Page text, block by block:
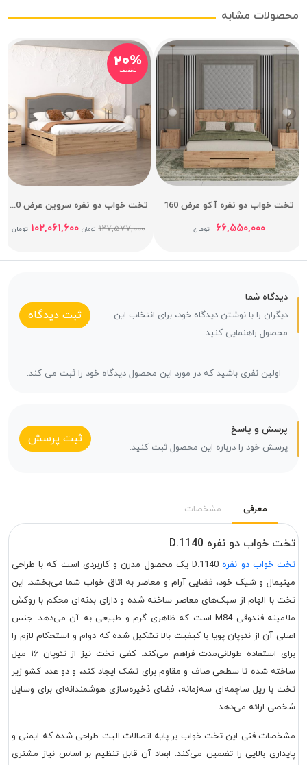
محصولات مشابه
تخت خواب دو نفره آکو عرض 160
۶۶,۵۵۰,۰۰۰ تومان
۲۰%
تخفیف
تخت خواب دو نفره سروین عرض 160
۱۲۷,۵۷۷,۰۰۰ تومان ۱۰۲,۰۶۱,۶۰۰ تومان
دیدگاه شما
دیگران را با نوشتن دیدگاه خود، برای انتخاب این
محصول راهنمایی کنید.
ثبت دیدگاه
اولین نفری باشید که در مورد این محصول دیدگاه خود را ثبت می کند.
پرسش و پاسخ
پرسش خود را درباره این محصول ثبت کنید.
ثبت پرسش
معرفی مشخصات
تخت خواب دو نفره D.1140
تخت خواب دو نفره
D.1140 یک محصول مدرن و کاربردی است که با طراحی
مینیمال و شیک خود، فضایی آرام و معاصر به اتاق خواب شما می‌بخشد. این
تخت با الهام از سبک‌های معاصر ساخته شده و دارای بدنه‌ای محکم با روکش
ملامینه فندوقی M84 است که ظاهری گرم و طبیعی به آن می‌دهد. جنس
اصلی آن از نئوپان پویا با کیفیت بالا تشکیل شده که دوام و استحکام لازم را
برای استفاده طولانی‌مدت فراهم می‌کند. کفی تخت نیز از نئوپان ۱۶ میل
ساخته شده تا سطحی صاف و مقاوم برای تشک ایجاد کند، و دو عدد کشو زیر
تخت با ریل ساچمه‌ای سه‌زمانه، فضای ذخیره‌سازی هوشمندانه‌ای برای وسایل
شخصی ارائه می‌دهد.
مشخصات فنی این تخت خواب بر پایه اتصالات الیت طراحی شده که ایمنی و
پایداری بالایی را تضمین می‌کند. ابعاد آن قابل تنظیم بر اساس نیاز مشتری